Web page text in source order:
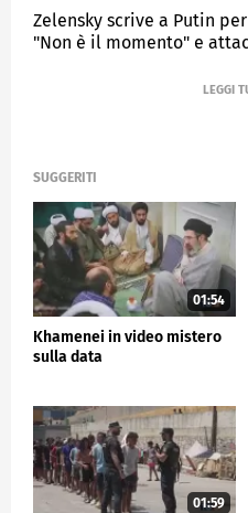
Zelensky scrive a Putin
"Non è il momento" e
SUGGERITI
01:54
Khamenei in video mistero
sulla data
01:59